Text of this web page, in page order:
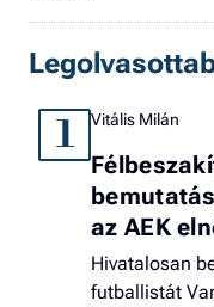
1 Vitális Milán
az AEK
Hivatalosan
futballistát